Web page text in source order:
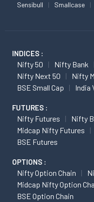
Sensibull Smallcase
INDICES :
Nifty 50 Nifty Bank
Nifty Next 50
Nifty
BSE Small Cap
India
FUTURES :
Nifty Futures
Nifty
Midcap Nifty Futures
BSE Futures
OPTIONS :
Nifty Option Chain
Midcap Nifty Option
BSE Option Chain